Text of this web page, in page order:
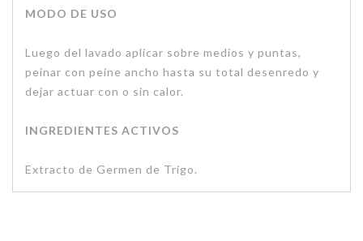
MODO DE USO
Luego del lavado aplicar sobre medios y puntas,
peinar con peine ancho hasta su total desenredo y
dejar actuar con o sin calor.
INGREDIENTES ACTIVOS
Extracto de Germen de Trigo.